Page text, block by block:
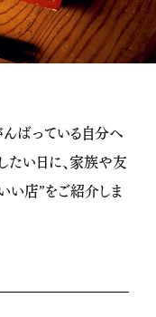
ばっている自分へ
たい日に、家族や友
い店”をご紹介しま